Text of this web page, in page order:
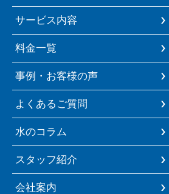
サービス内容
料金一覧
事例・お客様の声
よくあるご質問
水のコラム
スタッフ紹介
会社案内